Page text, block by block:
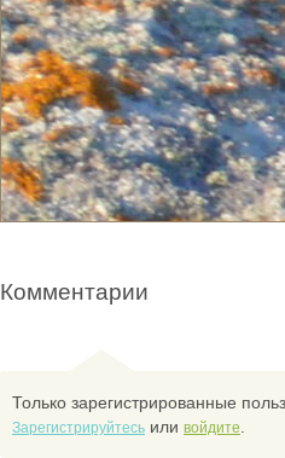
Комментарии
Только зарегистрированные
Зарегистрируйтесь или войдите